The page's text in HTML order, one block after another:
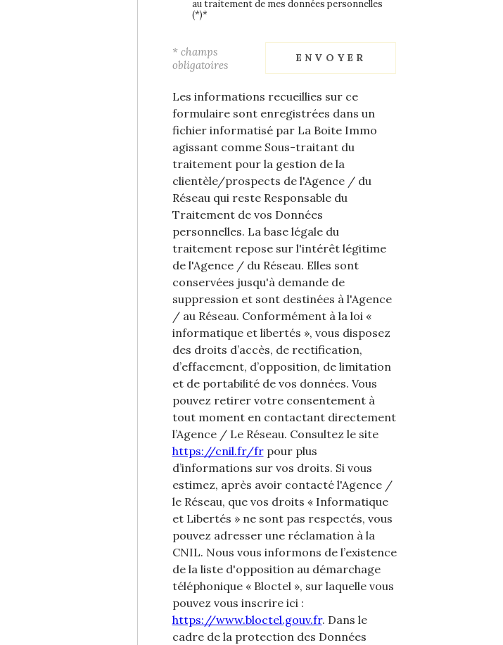
au traitement de mes données personnelles
(*)*
* champs
obligatoires
ENVOYER
Les informations recueillies sur ce
formulaire sont enregistrées dans un
fichier informatisé par La Boite Immo
agissant comme Sous-traitant du
traitement pour la gestion de la
clientèle/prospects de l'Agence / du
Réseau qui reste Responsable du
Traitement de vos Données
personnelles. La base légale du
traitement repose sur l'intérêt légitime
de l'Agence / du Réseau. Elles sont
conservées jusqu'à demande de
suppression et sont destinées à l'Agence
/ au Réseau. Conformément à la loi «
informatique et libertés », vous disposez
des droits d’accès, de rectification,
d’effacement, d’opposition, de limitation
et de portabilité de vos données. Vous
pouvez retirer votre consentement à
tout moment en contactant directement
l’Agence / Le Réseau. Consultez le site
https://cnil.fr/frpour plus
d’informations sur vos droits. Si vous
estimez, après avoir contacté l'Agence /
le Réseau, que vos droits « Informatique
et Libertés » ne sont pas respectés, vous
pouvez adresser une réclamation à la
CNIL. Nous vous informons de l’existence
de la liste d'opposition au démarchage
téléphonique « Bloctel », sur laquelle vous
pouvez vous inscrire ici :
https://www.bloctel.gouv.fr. Dans le
cadre de la protection des Données